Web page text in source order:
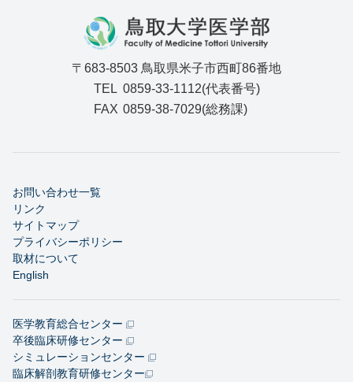
〒683-8503 鳥取県米子市西町86番地
TEL 0859-33-1112(代表番号)
FAX 0859-38-7029(総務課)
お問い合わせ一覧
リンク
サイトマップ
プライバシーポリシー
取材について
English
医学教育総合センター
卒後臨床研修センター
シミュレーションセンター
臨床解剖教育研修センター